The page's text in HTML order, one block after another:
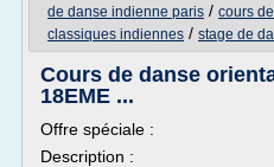
de danse indienne paris / cours
classiques indiennes / stage de
Cours de danse
18EME ...
Offre spéciale :
Description :